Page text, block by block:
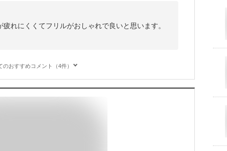
れにくくてフリルがおしゃれで良いと思います。
のおすすめコメント（4件）